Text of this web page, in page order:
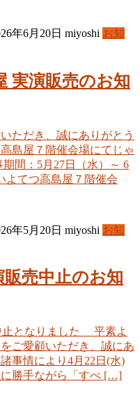
年6月20日 miyoshi お知
実演販売のお知
ただき、誠にありがとう
島屋７階催会場にてじゃ
間：5月27日（水）～ 6
よてつ高島屋７階催会
年5月20日 miyoshi お知
販売中止のお知
止となりました 平素よ
ご愛顧いただき、誠にあ
事情により4月22日(水)
に勝手ながら「すべ […]